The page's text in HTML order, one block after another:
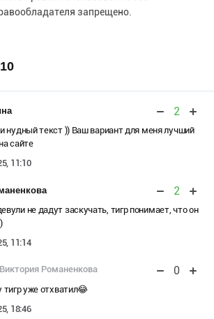
запрещено.
10
2
нудный текст )) Ваш вариант для меня лучший
сайте
11:10
2
не дадут заскучать, тигр понимает, что он
11:14
Виктория Романенкова 0
тигр уже отхватил😂
18:46